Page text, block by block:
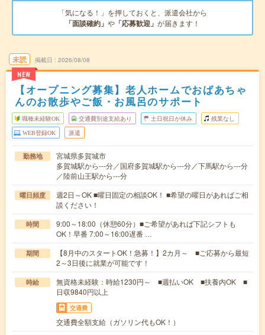
「気になる！」を押しておくと、派遣会社から
「面談確約」 や 「応募歓迎」 が届きます！
未読
NEW
掲載日 2026/08/08
【オープニング募集】老人ホームでおばあちゃ
んのお散歩やご飯・お風呂のサポート
職種未経験OK 交通費別途支給あり 土日祝日が休み 残業なし
WEB登録OK 派遣
勤務地
宮城県多賀城市
多賀城駅から---分／国府多賀城駅から---分／下馬駅から---分
／陸前山王駅から---分
曜日頻度
週2日～OK ■曜日固定の相談OK！ ■希望の曜日があればご相
談ください！
時間
9:00～18:00（休憩60分）■ご希望があれば下記シフトも
OK！早番 7:00～16:00遅番 …
期間
【8月中のスタートOK！急募！】2カ月～ ■ご応募から最短
2～3日後に就業が可能です！
時給
無資格未経験：時給1230円～ ■週払いOK ■扶養内OK ■
日収9840円以上
交通費
交通費全額支給（ガソリン代もOK！）